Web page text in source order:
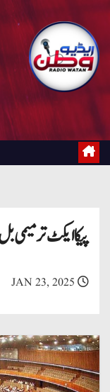
پیکا ایکٹ ترمیمی بل 2025ء کثرت رائے سے منظور
JAN 23, 2025